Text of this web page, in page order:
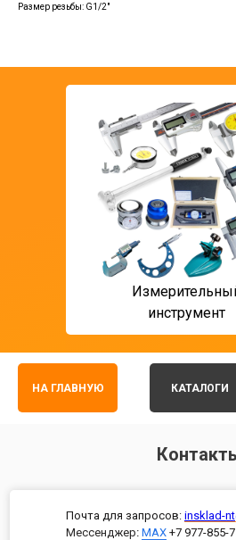
Размер резьбы: G1/2"
инструмент
НА ГЛАВНУЮ КАТАЛОГИ
Почта для запросов: insklad-
Мессенджер: MAX +7 977-855-